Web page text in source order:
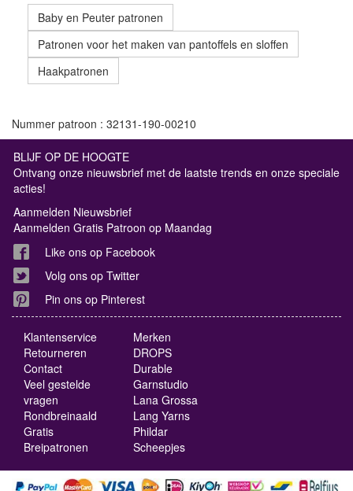
Baby en Peuter patronen
Patronen voor het maken van pantoffels en sloffen
Haakpatronen
Nummer patroon : 32131-190-00210
BLIJF OP DE HOOGTE
Ontvang onze nieuwsbrief met de laatste trends en onze speciale
acties!
Aanmelden Nieuwsbrief
Aanmelden Gratis Patroon op Maandag
Like ons op Facebook
Volg ons op Twitter
Pin ons op Pinterest
Klantenservice
Retourneren
Contact
Veel gestelde
vragen
Rondbreinaald
Gratis
Breipatronen
Merken
DROPS
Durable
Garnstudio
Lana Grossa
Lang Yarns
Phildar
Scheepjes